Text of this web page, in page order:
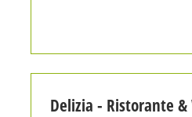
Delizia - Ristorante